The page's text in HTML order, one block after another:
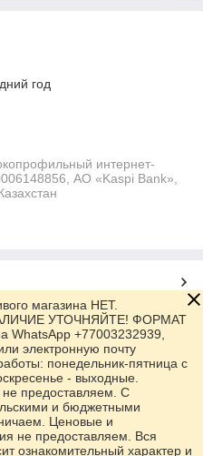
год
интернет-
АО «Kaspi Bank»,
магазина НЕТ.
УТОЧНЯЙТЕ! ФОРМАТ
+77003232939,
электронную почту
понедельник-пятница с
- выходные.
предоставляем. С
и бюджетными
Ценовые и
не предоставляем. Вся
ознакомительный характер и